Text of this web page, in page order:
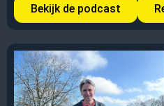
Bekijk de podcast